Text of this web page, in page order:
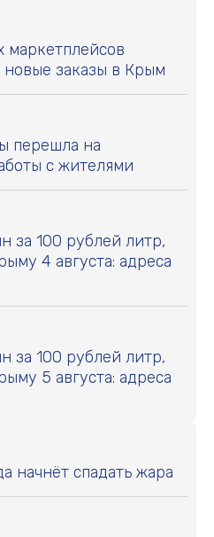
новые заказы в Крым
перешла на
с жителями
за 100 рублей литр,
4 августа: адреса
за 100 рублей литр,
5 августа: адреса
начнёт спадать жара